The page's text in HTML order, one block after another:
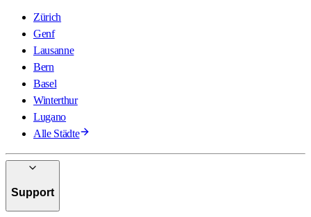
Zürich
Genf
Lausanne
Bern
Basel
Winterthur
Lugano
Alle Städte
Support